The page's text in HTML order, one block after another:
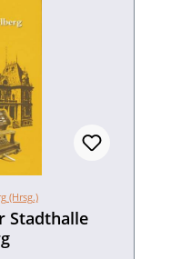
Leinen mit
1991.
EUR 22,80
(Hrsg.)
Stadthalle